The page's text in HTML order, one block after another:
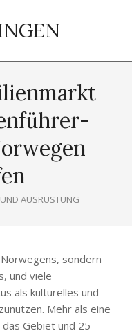
AUSRÜSTUNG
sondern
und viele
als kulturelles und
Mehr als eine
das Gebiet und 25